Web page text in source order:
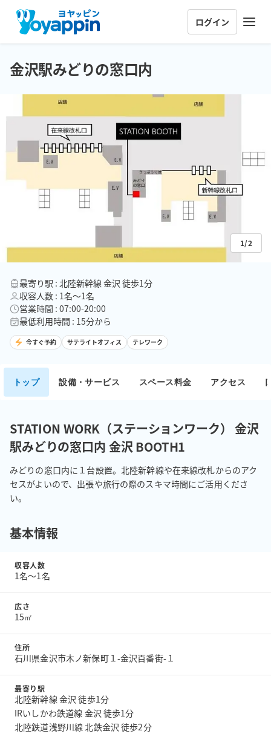
ログイン
1/2
最寄り駅 : 北陸新幹線 金沢 徒歩1分
収容人数 : 1名〜1名
営業時間 : 07:00-20:00
最低利用時間 : 15分から
今すぐ予約 サテライトオフィス テレワーク
金沢駅みどりの窓口内
トップ 設備・サービス スペース料金 アクセス
STATION WORK（ステーションワーク） 金沢
駅みどりの窓口内 金沢 BOOTH1
みどりの窓口内に１台設置。北陸新幹線や在来線改札からのアク
セスがよいので、出張や旅行の際のスキマ時間にご活用くださ
い。
基本情報
収容人数
1名〜1名
広さ
15㎡
住所
石川県金沢市木ノ新保町１-金沢百番街-１
最寄り駅
北陸新幹線 金沢 徒歩1分
IRいしかわ鉄道線 金沢 徒歩1分
北陸鉄道浅野川線 北鉄金沢 徒歩2分